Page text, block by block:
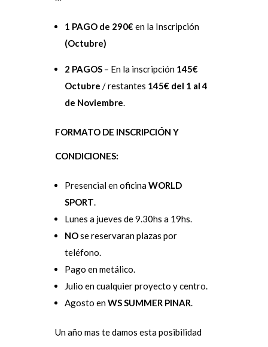
1 PAGO de 290€ en la Inscripción
(Octubre)
2 PAGOS – En la inscripción 145€
Octubre / restantes 145€ del 1 al 4
de Noviembre
FORMATO DE INSCRIPCIÓN Y
CONDICIONES:
Presencial enoficinaWORLD
SPORT
Lunes a jueves de 9.30hs a 19hs.
NOse reservaran plazas por
teléfono.
Pago en metálico.
Julio en cualquier proyecto y centro.
Agosto enWS SUMMER PINAR
Un año mas te damos esta posibilidad